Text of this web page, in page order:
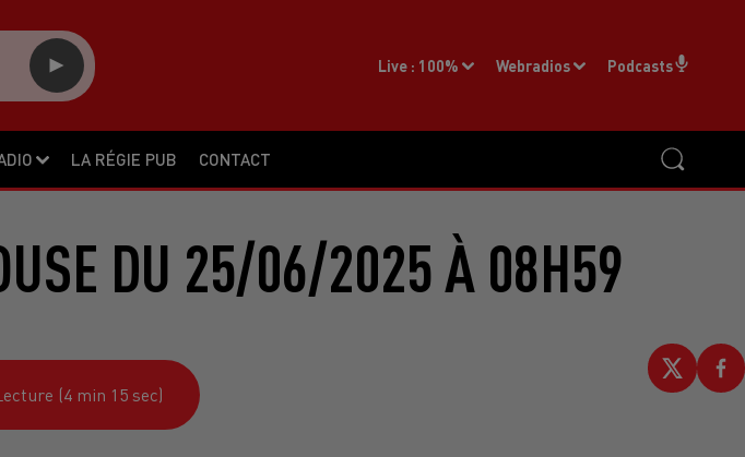
LA RÉGIE PUB CONTACT
Live : 100% Webradios Podcasts
DU 25/06/2025 À 08H59
(4 min 15 sec)